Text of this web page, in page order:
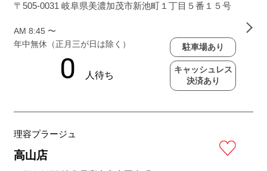
〒505-0031 岐阜県美濃加茂市新池町１丁目５番１５号
AM 8:45 〜
年中無休（正月三が日は除く）
駐車場あり
キャッシュレス
決済あり
理容プラージュ
高山店